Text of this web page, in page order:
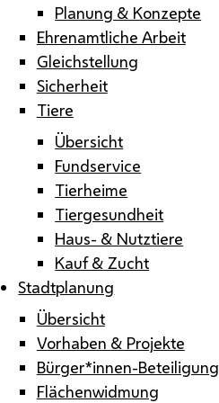
Planung & Konzepte
Ehrenamtliche Arbeit
Gleichstellung
Sicherheit
Tiere
Übersicht
Fundservice
Tierheime
Tiergesundheit
Haus- & Nutztiere
Kauf & Zucht
Stadtplanung
Übersicht
Vorhaben & Projekte
Bürger*innen-Beteiligung
Flächenwidmung